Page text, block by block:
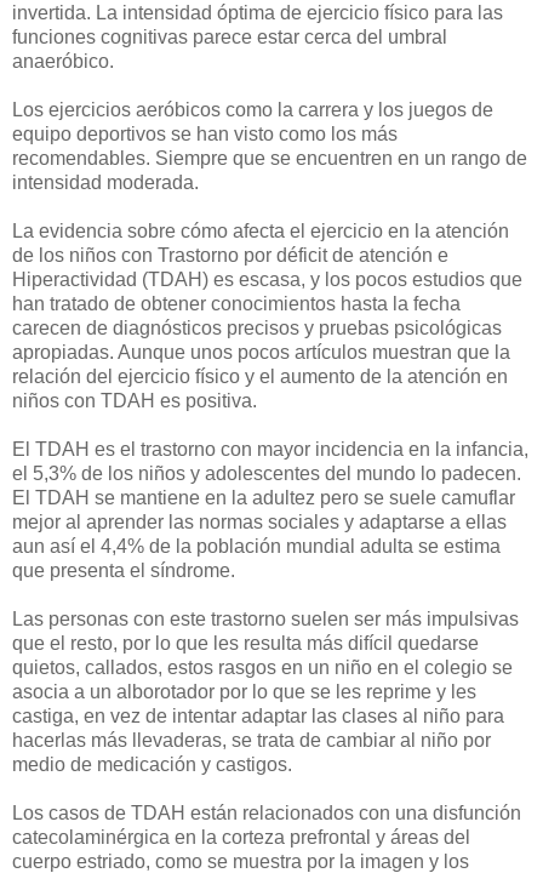
invertida. La intensidad óptima de ejercicio físico para las
funciones cognitivas parece estar cerca del umbral
anaeróbico.
Los ejercicios aeróbicos como la carrera y los juegos de
equipo deportivos se han visto como los más
recomendables. Siempre que se encuentren en un rango de
intensidad moderada.
La evidencia sobre cómo afecta el ejercicio en la atención
de los niños con Trastorno por déficit de atención e
Hiperactividad (TDAH) es escasa, y los pocos estudios que
han tratado de obtener conocimientos hasta la fecha
carecen de diagnósticos precisos y pruebas psicológicas
apropiadas. Aunque unos pocos artículos muestran que la
relación del ejercicio físico y el aumento de la atención en
niños con TDAH es positiva.
El TDAH es el trastorno con mayor incidencia en la infancia,
el 5,3% de los niños y adolescentes del mundo lo padecen.
El TDAH se mantiene en la adultez pero se suele camuflar
mejor al aprender las normas sociales y adaptarse a ellas
aun así el 4,4% de la población mundial adulta se estima
que presenta el síndrome.
Las personas con este trastorno suelen ser más impulsivas
que el resto, por lo que les resulta más difícil quedarse
quietos, callados, estos rasgos en un niño en el colegio se
asocia a un alborotador por lo que se les reprime y les
castiga, en vez de intentar adaptar las clases al niño para
hacerlas más llevaderas, se trata de cambiar al niño por
medio de medicación y castigos.
Los casos de TDAH están relacionados con una disfunción
catecolaminérgica en la corteza prefrontal y áreas del
cuerpo estriado, como se muestra por la imagen y los